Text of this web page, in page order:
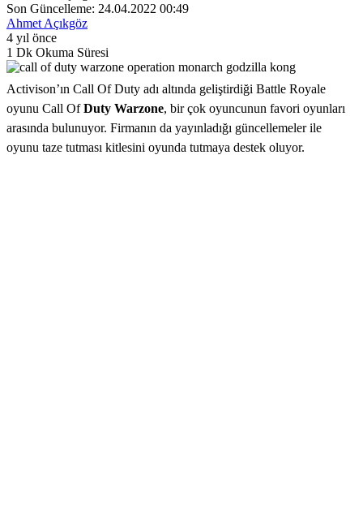
Son Güncelleme: 24.04.2022 00:49
Ahmet Açıkgöz
4 yıl önce
1 Dk Okuma Süresi
Activison’ın Call Of Duty adı altında geliştirdiği Battle Royale
oyunu Call OfDuty Warzone, bir çok oyuncunun favori oyunları
arasında bulunuyor. Firmanın da yayınladığı güncellemeler ile
oyunu taze tutması kitlesini oyunda tutmaya destek oluyor.